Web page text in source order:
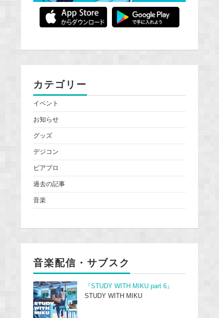
カテゴリー
イベント
お知らせ
グッズ
デジコン
ピアプロ
過去の記事
音楽
音楽配信・サブスク
『STUDY WITH MIKU part 6』
STUDY WITH MIKU